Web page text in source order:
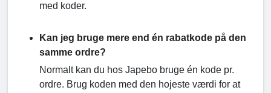
med koder.
Kan jeg bruge mere end én rabatkode på den
samme ordre?
Normalt kan du hos Japebo bruge én kode pr.
ordre. Brug koden med den hojeste værdi for at